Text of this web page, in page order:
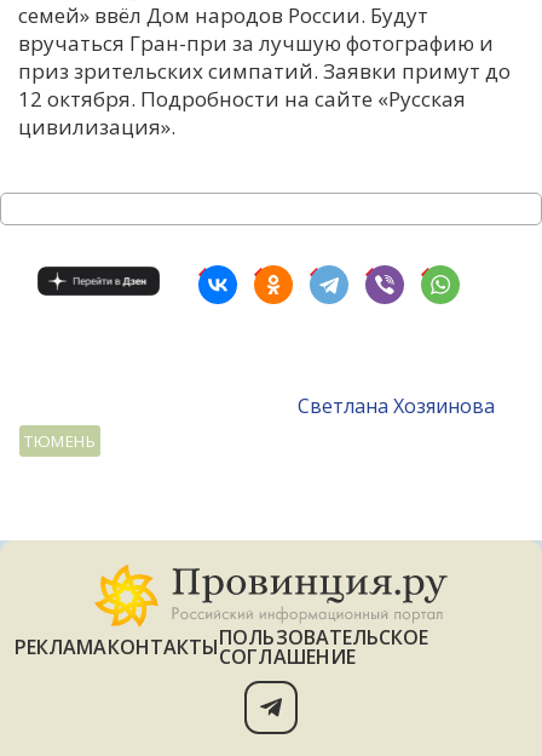
К
М
Н
У
семей» ввёл Дом народов России. Будут
вручаться Гран-при за лучшую фотографию и
приз зрительских симпатий. Заявки примут до
12 октября. Подробности на сайте «Русская
цивилизация».
Светлана Хозяинова
ТЮМЕНЬ
РЕКЛАМАКОНТАКТЫПОЛЬЗОВАТЕЛЬСКОЕ
СОГЛАШЕНИЕ